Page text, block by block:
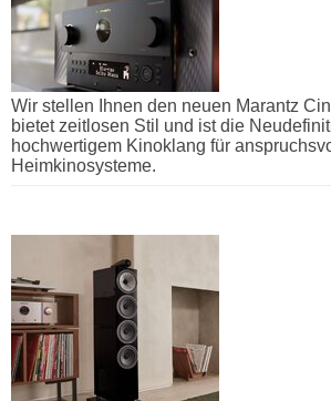
Wir stellen Ihnen den neuen Marantz
bietet zeitlosen Stil und ist die
hochwertigem Kinoklang für
Heimkinosysteme.